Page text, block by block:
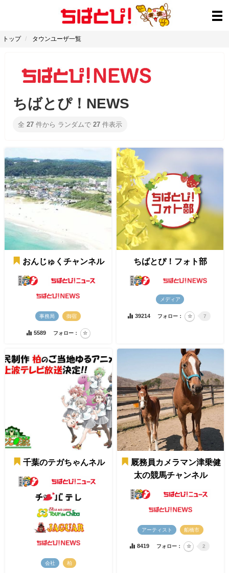
トップ タウンユーザ一覧
ちばとぴ！NEWS
全 27 件から ランダムで 27 件表示
おんじゅくチャンネル
事務局 御宿
5589 フォロー：
ちばとぴ！フォト部
メディア
39214 フォロー： 7
千葉のテガちゃんネル
会社 柏
厩務員カメラマン津乗健
太の競馬チャンネル
アーティスト 船橋市
8419 フォロー： 2